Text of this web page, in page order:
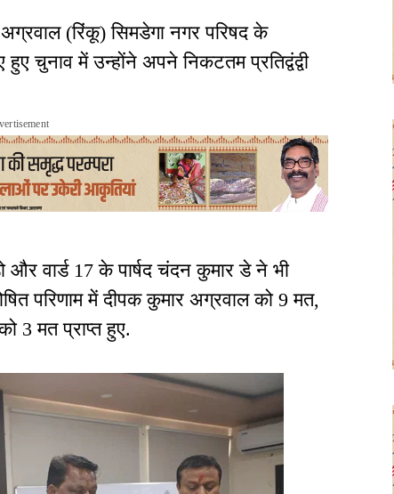
अग्रवाल (रिंकू) सिमडेगा नगर परिषद के
हुए चुनाव में उन्होंने अपने निकटतम प्रतिद्वंद्वी
और वार्ड 17 के पार्षद चंदन कुमार डे ने भी
परिणाम में दीपक कुमार अग्रवाल को 9 मत,
3 मत प्राप्त हुए.